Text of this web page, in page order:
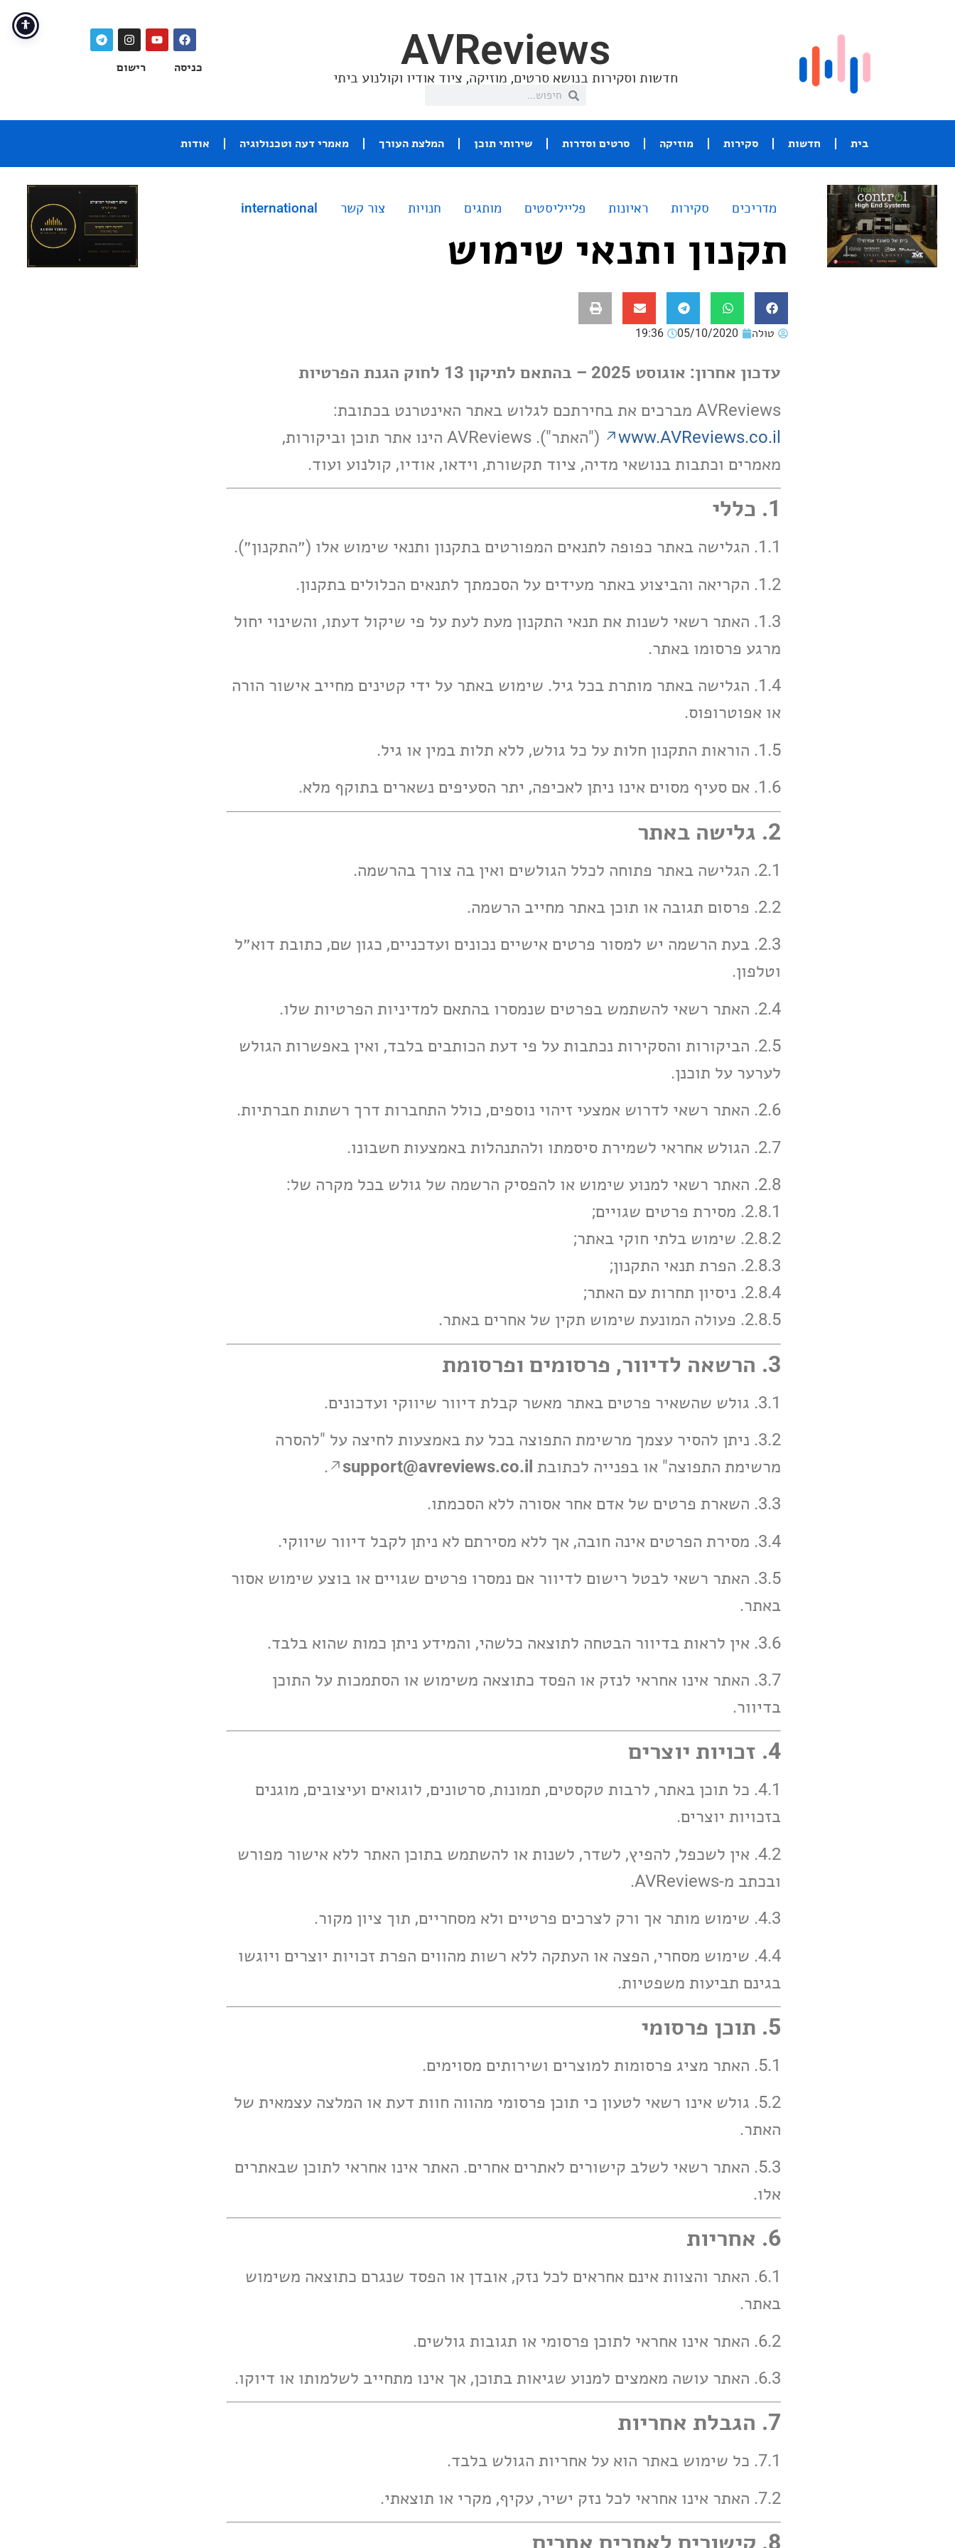
AVReviews
חדשות וסקירות בנושא סרטים, מוזיקה, ציוד אודיו וקולנוע ביתי
כניסה רישום
בית חדשות סקירות מוזיקה סרטים וסדרות שירותי תוכן המלצת העורך מאמרי דעה וטכנולוגיה אודות
מדריכים סקירות ראיונות פלייליסטים מותגים חנויות צור קשר international
תקנון ותנאי שימוש
טולה 05/10/2020
19:36
עדכון אחרון: אוגוסט 2025 – בהתאם לתיקון 13 לחוק הגנת הפרטיות
AVReviews מברכים את בחירתכם לגלוש באתר האינטרנט בכתובת:
www.AVReviews.co.il
("האתר"). AVReviews הינו אתר תוכן וביקורות,
מאמרים וכתבות בנושאי מדיה, ציוד תקשורת, וידאו, אודיו, קולנוע ועוד.
1. כללי
1.1. הגלישה באתר כפופה לתנאים המפורטים בתקנון ותנאי שימוש אלו (״התקנון״).
1.2. הקריאה והביצוע באתר מעידים על הסכמתך לתנאים הכלולים בתקנון.
1.3. האתר רשאי לשנות את תנאי התקנון מעת לעת על פי שיקול דעתו, והשינוי יחול
מרגע פרסומו באתר.
1.4. הגלישה באתר מותרת בכל גיל. שימוש באתר על ידי קטינים מחייב אישור הורה
או אפוטרופוס.
1.5. הוראות התקנון חלות על כל גולש, ללא תלות במין או גיל.
1.6. אם סעיף מסוים אינו ניתן לאכיפה, יתר הסעיפים נשארים בתוקף מלא.
2. גלישה באתר
2.1. הגלישה באתר פתוחה לכלל הגולשים ואין בה צורך בהרשמה.
2.2. פרסום תגובה או תוכן באתר מחייב הרשמה.
2.3. בעת הרשמה יש למסור פרטים אישיים נכונים ועדכניים, כגון שם, כתובת דוא״ל
וטלפון.
2.4. האתר רשאי להשתמש בפרטים שנמסרו בהתאם למדיניות הפרטיות שלו.
2.5. הביקורות והסקירות נכתבות על פי דעת הכותבים בלבד, ואין באפשרות הגולש
לערער על תוכנן.
2.6. האתר רשאי לדרוש אמצעי זיהוי נוספים, כולל התחברות דרך רשתות חברתיות.
2.7. הגולש אחראי לשמירת סיסמתו ולהתנהלות באמצעות חשבונו.
2.8. האתר רשאי למנוע שימוש או להפסיק הרשמה של גולש בכל מקרה של:
2.8.1. מסירת פרטים שגויים;
2.8.2. שימוש בלתי חוקי באתר;
2.8.3. הפרת תנאי התקנון;
2.8.4. ניסיון תחרות עם האתר;
2.8.5. פעולה המונעת שימוש תקין של אחרים באתר.
3. הרשאה לדיוור, פרסומים ופרסומת
3.1. גולש שהשאיר פרטים באתר מאשר קבלת דיוור שיווקי ועדכונים.
3.2. ניתן להסיר עצמך מרשימת התפוצה בכל עת באמצעות לחיצה על "להסרה
מרשימת התפוצה" או בפנייה לכתובת support@avreviews.co.il
.
3.3. השארת פרטים של אדם אחר אסורה ללא הסכמתו.
3.4. מסירת הפרטים אינה חובה, אך ללא מסירתם לא ניתן לקבל דיוור שיווקי.
3.5. האתר רשאי לבטל רישום לדיוור אם נמסרו פרטים שגויים או בוצע שימוש אסור
באתר.
3.6. אין לראות בדיוור הבטחה לתוצאה כלשהי, והמידע ניתן כמות שהוא בלבד.
3.7. האתר אינו אחראי לנזק או הפסד כתוצאה משימוש או הסתמכות על התוכן
בדיוור.
4. זכויות יוצרים
4.1. כל תוכן באתר, לרבות טקסטים, תמונות, סרטונים, לוגואים ועיצובים, מוגנים
בזכויות יוצרים.
4.2. אין לשכפל, להפיץ, לשדר, לשנות או להשתמש בתוכן האתר ללא אישור מפורש
ובכתב מ-AVReviews.
4.3. שימוש מותר אך ורק לצרכים פרטיים ולא מסחריים, תוך ציון מקור.
4.4. שימוש מסחרי, הפצה או העתקה ללא רשות מהווים הפרת זכויות יוצרים ויוגשו
בגינם תביעות משפטיות.
5. תוכן פרסומי
5.1. האתר מציג פרסומות למוצרים ושירותים מסוימים.
5.2. גולש אינו רשאי לטעון כי תוכן פרסומי מהווה חוות דעת או המלצה עצמאית של
האתר.
5.3. האתר רשאי לשלב קישורים לאתרים אחרים. האתר אינו אחראי לתוכן שבאתרים
אלו.
6. אחריות
6.1. האתר והצוות אינם אחראים לכל נזק, אובדן או הפסד שנגרם כתוצאה משימוש
באתר.
6.2. האתר אינו אחראי לתוכן פרסומי או תגובות גולשים.
6.3. האתר עושה מאמצים למנוע שגיאות בתוכן, אך אינו מתחייב לשלמותו או דיוקו.
7. הגבלת אחריות
7.1. כל שימוש באתר הוא על אחריות הגולש בלבד.
7.2. האתר אינו אחראי לכל נזק ישיר, עקיף, מקרי או תוצאתי.
8. קישורים לאתרים אחרים